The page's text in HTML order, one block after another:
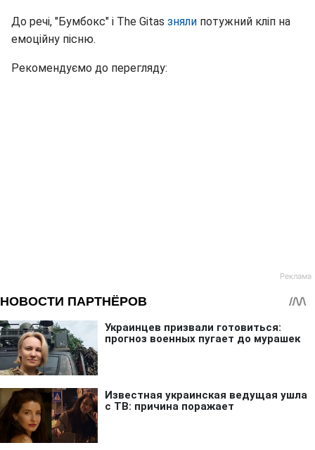
До речі, "Бумбокс" і The Gitas зняли потужний кліп на
емоційну пісню.
Рекомендуємо до перегляду: